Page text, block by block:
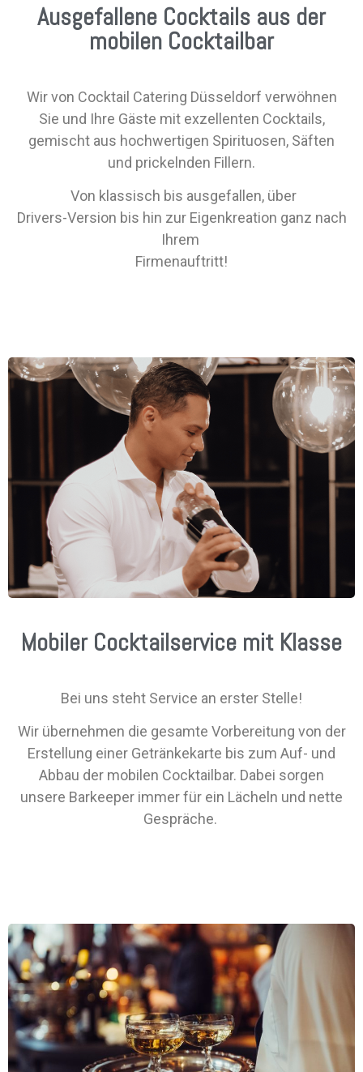
Ausgefallene Cocktails aus der
mobilen Cocktailbar
Wir von Cocktail Catering Düsseldorf verwöhnen
Sie und Ihre Gäste mit exzellenten Cocktails,
gemischt aus hochwertigen Spirituosen, Säften
und prickelnden Fillern.
Von klassisch bis ausgefallen, über
Drivers-Version bis hin zur Eigenkreation ganz nach
Ihrem
Firmenauftritt!
Mobiler Cocktailservice mit Klasse
Bei uns steht Service an erster Stelle!
Wir übernehmen die gesamte Vorbereitung von der
Erstellung einer Getränkekarte bis zum Auf- und
Abbau der mobilen Cocktailbar. Dabei sorgen
unsere Barkeeper immer für ein Lächeln und nette
Gespräche.